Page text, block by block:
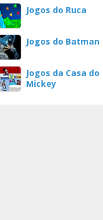
Jogos do Ruca
Jogos do Batman
Jogos da Casa do
Mickey